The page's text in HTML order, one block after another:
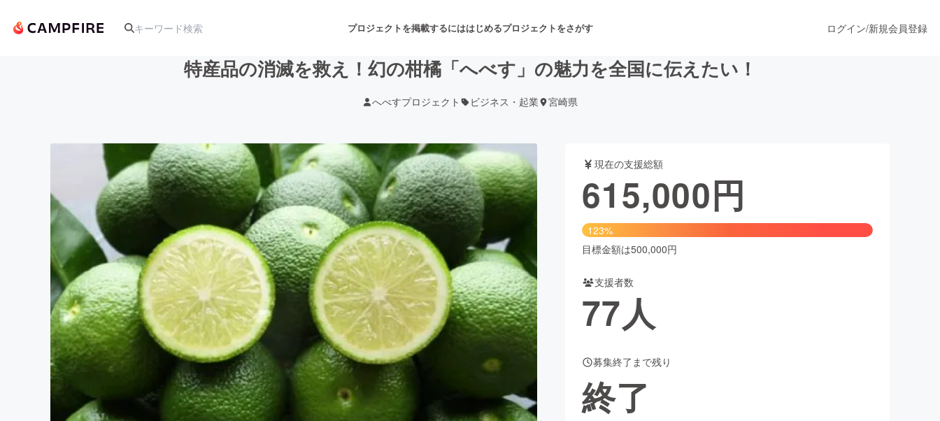
プロジェクトを掲載するにははじめるプロジェクトをさがす
アート・写真 音楽 舞台・パフォーマンス
テクノロジー・ガジェット ゲーム・サービス開発 フード・飲食店 ファッション
映像・映画 書籍・雑誌出版
ビジネス・起業 チャレンジ ビューティー・ヘルスケア
まちづくり・地域活性化
CAMPFIRE for Social GoodCAMPFIRE Creation
CAMPFIREふるさと納税
コミュニティ
ログイン/新規会員登録
特産品の消滅を救え！幻の柑橘「へべす」の魅力を全国に伝えたい！
へべすプロジェクト ビジネス・起業 宮崎県
現在の支援総額
615,000円
123%
目標金額は500,000円
支援者数
77人
募集終了まで残り
終了